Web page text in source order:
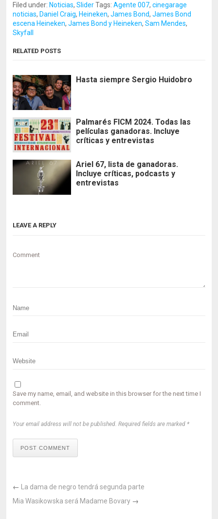
Filed under: Noticias,SliderTags:Agente 007,cinegarage
noticias, Daniel Craig, Heineken,James Bond,James Bond
escena Heineken,James Bond y Heineken,Sam Mendes,
Skyfall
RELATED POSTS
Hasta siempre Sergio Huidobro
Palmarés FICM 2024. Todas las
películas ganadoras. Incluye
críticas y entrevistas
Ariel 67, lista de ganadoras.
Incluye críticas, podcasts y
entrevistas
LEAVE A REPLY
Comment
Save my name, email, and website in this browser for the next time I
comment.
Your email address will not be published. Required fields are marked *
POST COMMENT
←
La dama de negro tendrá segunda parte
Mia Wasikowska será Madame Bovary →